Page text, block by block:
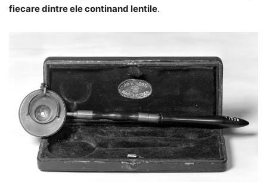
fiecare dintre ele continand lentile.